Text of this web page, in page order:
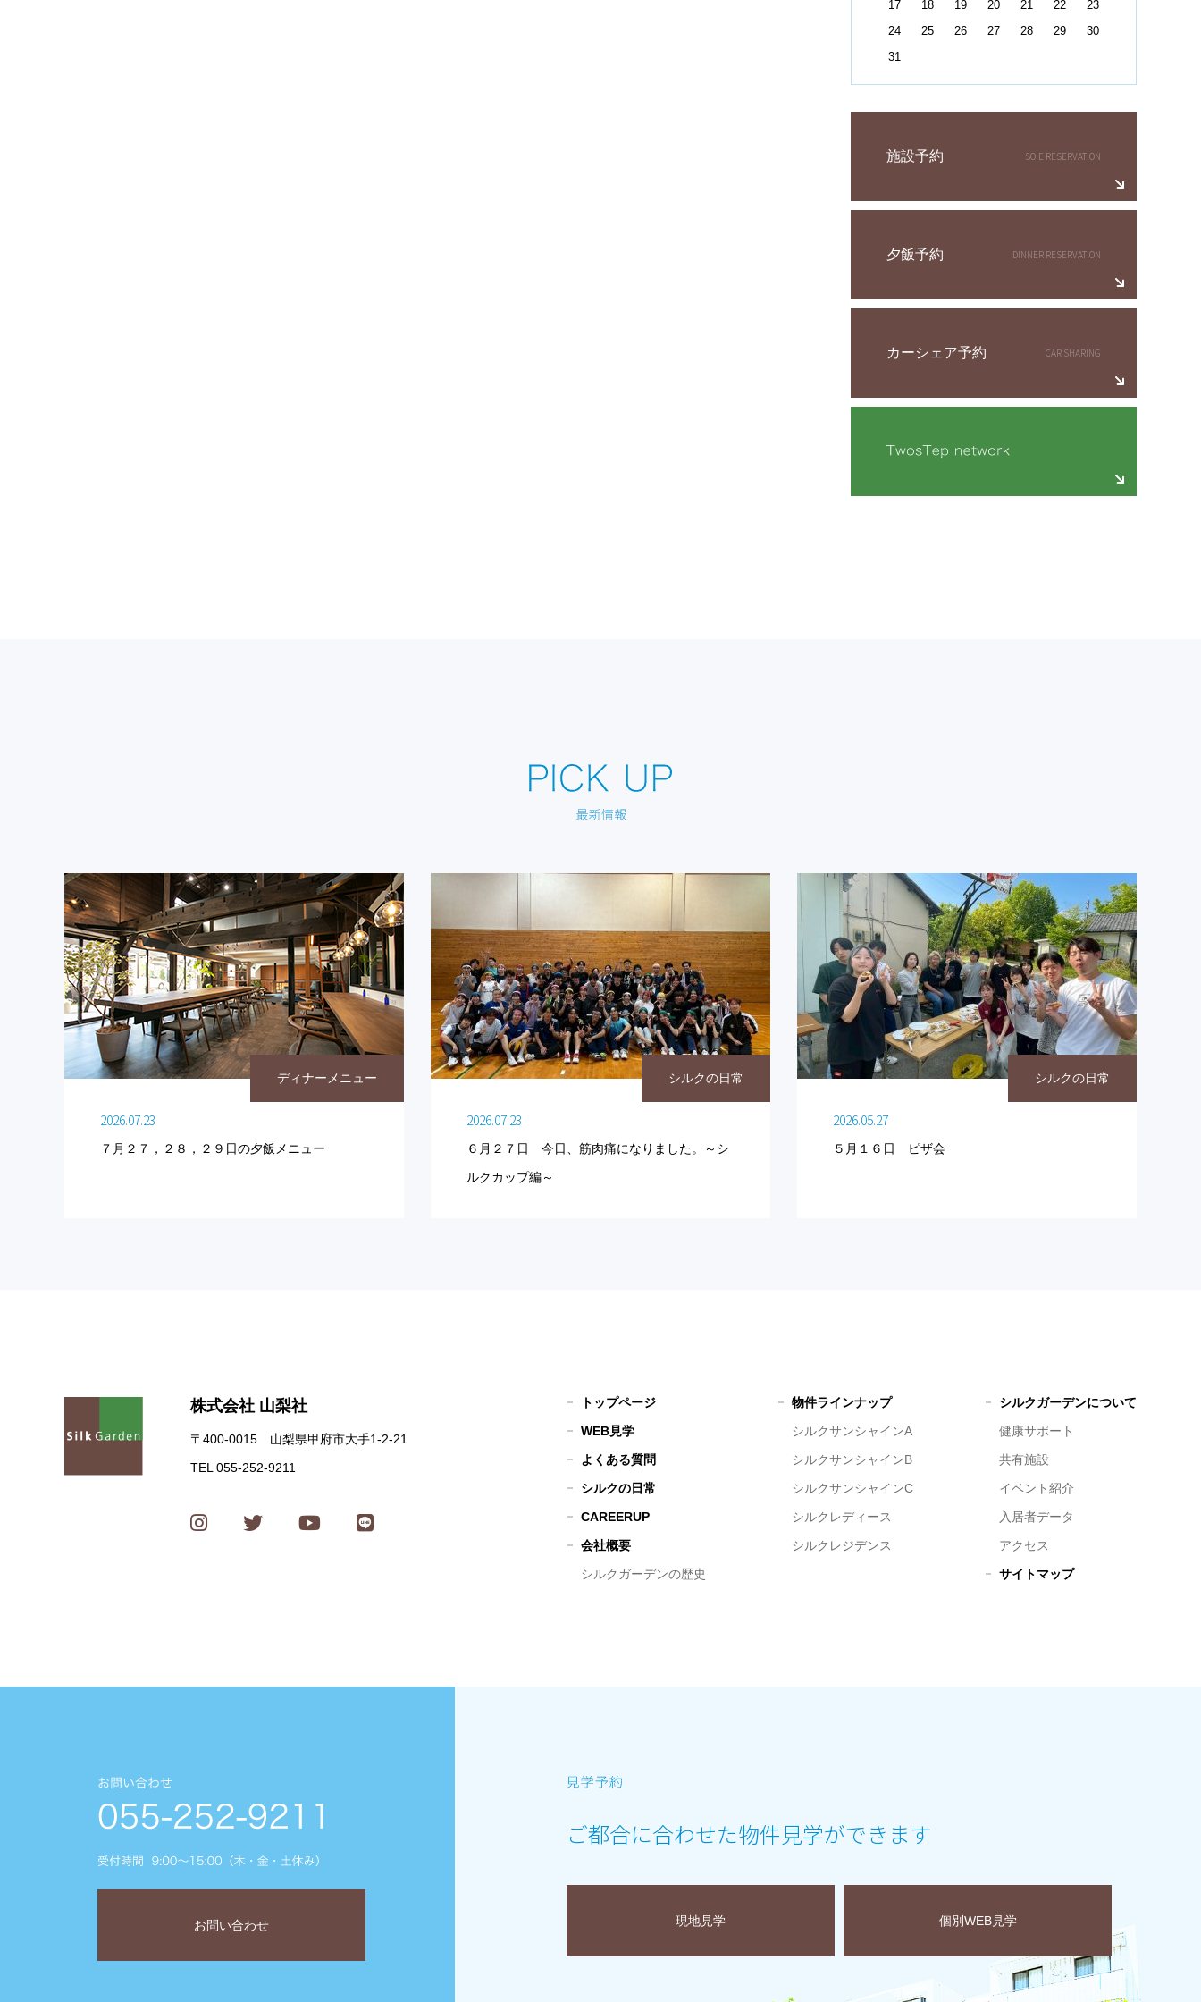
17 18 19 20 21 22
23
24
25 26 27 28 29
30
31
施設予約
夕飯予約
カーシェア予約
ディナーメニュー
2026.07.23
７月２７，２８，２９日の夕飯メニュー
シルクの日常
2026.07.23
６月２７日 今日、筋肉痛になりました。～シ
ルクカップ編～
シルクの日常
2026.05.27
５月１６日 ピザ会
株式会社 山梨社
〒400-0015 山梨県甲府市大手1-2-21
TEL 055-252-9211
トップページ
WEB見学
よくある質問
シルクの日常
CAREERUP
会社概要
シルクガーデンの歴史
物件ラインナップ
シルクサンシャインA
シルクサンシャインB
シルクサンシャインC
シルクレディース
シルクレジデンス
シルクガーデンについて
健康サポート
共有施設
イベント紹介
入居者データ
アクセス
サイトマップ
お問い合わせ
ご都合に合わせた物件見学ができます
現地見学 個別WEB見学